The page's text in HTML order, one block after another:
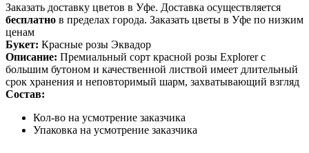
Заказать доставку цветов в Уфе. Доставка осуществляется
бесплатно в пределах города. Заказать цветы в Уфе по низким
ценам
Букет: Красные розы Эквадор
Описание: Премиальный сорт красной розы Explorer с
большим бутоном и качественной листвой имеет длительный
срок хранения и неповторимый шарм, захватывающий взгляд
Состав:
Кол-во на усмотрение заказчика
Упаковка на усмотрение заказчика